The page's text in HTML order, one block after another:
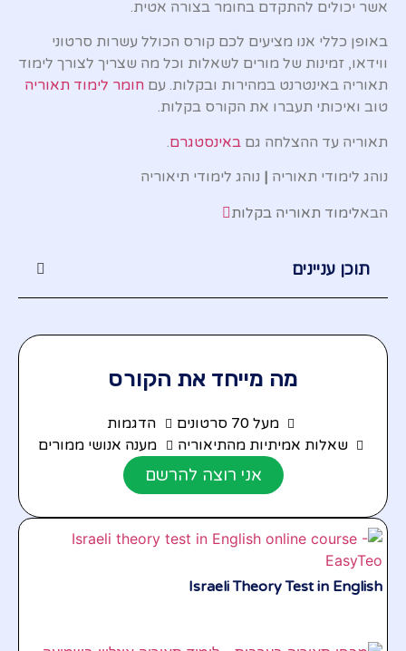
אשר יכולים להתקדם בחומר בצורה אטית.
באופן כללי אנו מציעים לכם קורס הכולל עשרות סרטוני
ווידאו, זמינות של מורים לשאלות וכל מה שצריך לצורך לימוד
תאוריה באינטרנט במהירות ובקלות. עם חומר לימוד תאוריה
טוב ואיכותי תעברו את הקורס בקלות.
תאוריה עד ההצלחה גם באינסטגרם.
נוהג לימודי תאוריה | נוהג לימודי תיאוריה
הבאלימוד תאוריה בקלות
תוכן עניינים
מה מייחד את הקורס
מעל 70 סרטונים
הדגמות
שאלות אמיתיות מהתיאוריה
מענה אנושי ממורים
אני רוצה להרשם
Israeli Theory Test in English